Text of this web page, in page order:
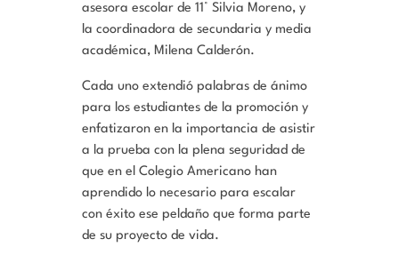
asesora escolar de 11° Silvia Moreno, y
la coordinadora de secundaria y media
académica, Milena Calderón.
Cada uno extendió palabras de ánimo
para los estudiantes de la promoción y
enfatizaron en la importancia de asistir
a la prueba con la plena seguridad de
que en el Colegio Americano han
aprendido lo necesario para escalar
con éxito ese peldaño que forma parte
de su proyecto de vida.